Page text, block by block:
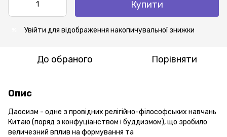
Купити
Увійти для відображення накопичувальної знижки
До обраного Порівняти
Опис
Даосизм - одне з провідних релігійно-філософських навчань
Китаю (поряд з конфуціанством і буддизмом), що зробило
величезний вплив на формування та